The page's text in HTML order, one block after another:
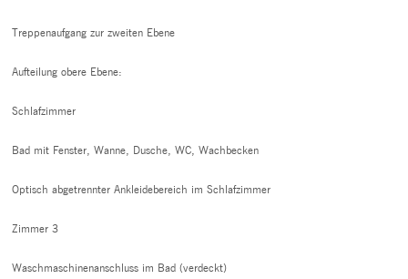
Treppenaufgang zur zweiten Ebene
Aufteilung obere Ebene:
Schlafzimmer
Bad mit Fenster, Wanne, Dusche, WC, Wachbecken
Optisch abgetrennter Ankleidebereich im Schlafzimmer
Zimmer 3
Waschmaschinenanschluss im Bad (verdeckt)